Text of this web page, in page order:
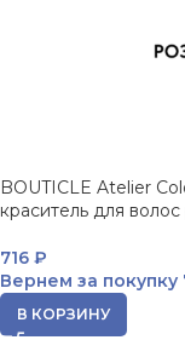
BOUTICLE Atelier
краситель для
716 ₽
Вернем за покупку
В КОРЗИНУ